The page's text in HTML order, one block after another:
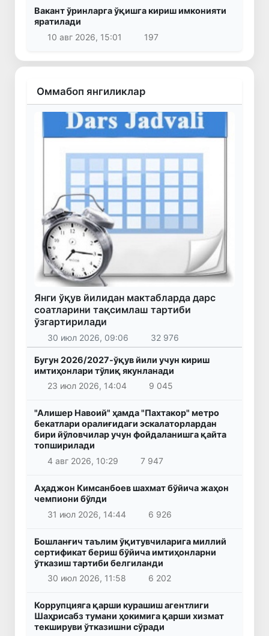
Вакант ўринларга ўқишга кириш имконияти
яратилади
10 авг 2026, 15:01
197
Оммабоп янгиликлар
Янги ўқув йилидан мактабларда дарс
соатларини тақсимлаш тартиби
ўзгартирилади
30 июл 2026, 09:06 32 976
Бугун 2026/2027-ўқув йили учун кириш
имтиҳонлари тўлиқ якунланади
23 июл 2026, 14:04
9 045
"Алишер Навоий" ҳамда "Пахтакор" метро
бекатлари оралиғидаги эскалаторлардан
бири йўловчилар учун фойдаланишга қайта
топширилади
4 авг 2026, 10:29
7 947
Аҳаджон Кимсанбоев шахмат бўйича жаҳон
чемпиони бўлди
31 июл 2026, 14:44
6 926
Бошланғич таълим ўқитувчиларига миллий
сертификат бериш бўйича имтиҳонларни
ўтказиш тартиби белгиланди
30 июл 2026, 11:58
6 202
Коррупцияга қарши курашиш агентлиги
Шаҳрисабз тумани ҳокимига қарши хизмат
текшируви ўтказишни сўради